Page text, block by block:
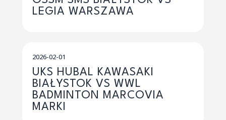
LEGIA WARSZAWA
2026-02-01
UKS HUBAL KAWASAKI
BIAŁYSTOK VS WWL
BADMINTON MARCOVIA
MARKI